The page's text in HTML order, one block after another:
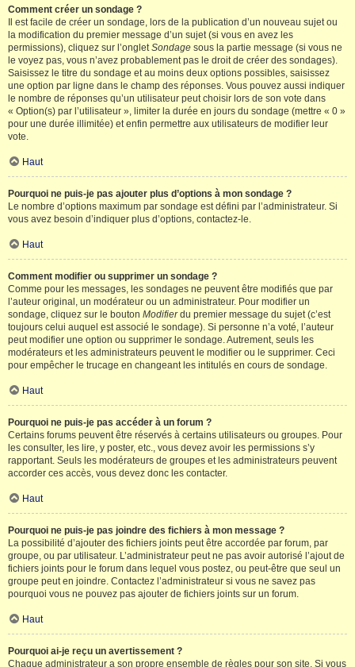
Comment créer un sondage ?
Il est facile de créer un sondage, lors de la publication d’un nouveau sujet ou
la modification du premier message d’un sujet (si vous en avez les
permissions), cliquez sur l’ongletSondage sous la partie message (si vous ne
le voyez pas, vous n’avez probablement pas le droit de créer des sondages).
Saisissez le titre du sondage et au moins deux options possibles, saisissez
une option par ligne dans le champ des réponses. Vous pouvez aussi indiquer
le nombre de réponses qu’un utilisateur peut choisir lors de son vote dans
« Option(s) par l’utilisateur », limiter la durée en jours du sondage (mettre « 0 »
pour une durée illimitée) et enfin permettre aux utilisateurs de modifier leur
vote.
Haut
Pourquoi ne puis-je pas ajouter plus d’options à mon sondage ?
Le nombre d’options maximum par sondage est défini par l’administrateur. Si
vous avez besoin d’indiquer plus d’options, contactez-le.
Haut
Comment modifier ou supprimer un sondage ?
Comme pour les messages, les sondages ne peuvent être modifiés que par
l’auteur original, un modérateur ou un administrateur. Pour modifier un
sondage, cliquez sur le bouton Modifierdu premier message du sujet (c’est
toujours celui auquel est associé le sondage). Si personne n’a voté, l’auteur
peut modifier une option ou supprimer le sondage. Autrement, seuls les
modérateurs et les administrateurs peuvent le modifier ou le supprimer. Ceci
pour empêcher le trucage en changeant les intitulés en cours de sondage.
Haut
Pourquoi ne puis-je pas accéder à un forum ?
Certains forums peuvent être réservés à certains utilisateurs ou groupes. Pour
les consulter, les lire, y poster, etc., vous devez avoir les permissions s’y
rapportant. Seuls les modérateurs de groupes et les administrateurs peuvent
accorder ces accès, vous devez donc les contacter.
Haut
Pourquoi ne puis-je pas joindre des fichiers à mon message ?
La possibilité d’ajouter des fichiers joints peut être accordée par forum, par
groupe, ou par utilisateur. L’administrateur peut ne pas avoir autorisé l’ajout de
fichiers joints pour le forum dans lequel vous postez, ou peut-être que seul un
groupe peut en joindre. Contactez l’administrateur si vous ne savez pas
pourquoi vous ne pouvez pas ajouter de fichiers joints sur un forum.
Haut
Pourquoi ai-je reçu un avertissement ?
Chaque administrateur a son propre ensemble de règles pour son site. Si vous